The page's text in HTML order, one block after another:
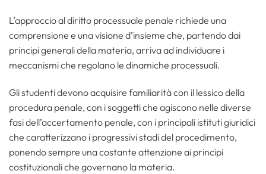
L’approccio al diritto processuale penale richiede una
comprensione e una visione d’insieme che, partendo dai
principi generali della materia, arriva ad individuare i
meccanismi che regolano le dinamiche processuali.
Gli studenti devono acquisire familiarità con il lessico della
procedura penale, con i soggetti che agiscono nelle diverse
fasi dell’accertamento penale, con i principali istituti giuridici
che caratterizzano i progressivi stadi del procedimento,
ponendo sempre una costante attenzione ai principi
costituzionali che governano la materia.